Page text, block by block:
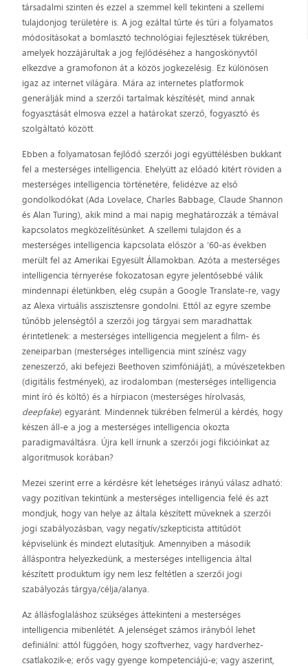
társadalmi szinten és ezzel a szemmel kell tekinteni a szellemi
tulajdonjog területére is. A jog ezáltal tűrte és tűri a folyamatos
módosításokat a bomlasztó technológiai fejlesztések tükrében,
amelyek hozzájárultak a jog fejlődéséhez a hangoskönyvtől
elkezdve a gramofonon át a közös jogkezelésig. Ez különösen
igaz az internet világára. Mára az internetes platformok
generálják mind a szerzői tartalmak készítését, mind annak
fogyasztását elmosva ezzel a határokat szerző, fogyasztó és
szolgáltató között.
Ebben a folyamatosan fejlődő szerzői jogi együttélésben bukkant
fel a mesterséges intelligencia. Ehelyütt az előadó kitért röviden a
mesterséges intelligencia történetére, felidézve az első
gondolkodókat (Ada Lovelace, Charles Babbage, Claude Shannon
és Alan Turing), akik mind a mai napig meghatározzák a témával
kapcsolatos megközelítésünket. A szellemi tulajdon és a
mesterséges intelligencia kapcsolata először a ’60-as években
merült fel az Amerikai Egyesült Államokban. Azóta a mesterséges
intelligencia térnyerése fokozatosan egyre jelentősebbé válik
mindennapi életünkben, elég csupán a Google Translate-re, vagy
az Alexa virtuális asszisztensre gondolni. Ettől az egyre szembe
tűnőbb jelenségtől a szerzői jog tárgyai sem maradhattak
érintetlenek: a mesterséges intelligencia megjelent a film- és
zeneiparban (mesterséges intelligencia mint színész vagy
zeneszerző, aki befejezi Beethoven szimfóniáját), a művészetekben
(digitális festmények), az irodalomban (mesterséges intelligencia
mint író és költő) és a hírpiacon (mesterséges hírolvasás,
deepfake) egyaránt. Mindennek tükrében felmerül a kérdés, hogy
készen áll-e a jog a mesterséges intelligencia okozta
paradigmaváltásra. Újra kell írnunk a szerzői jogi fikcióinkat az
algoritmusok korában?
Mezei szerint erre a kérdésre két lehetséges irányú válasz adható:
vagy pozitívan tekintünk a mesterséges intelligencia felé és azt
mondjuk, hogy van helye az általa készített műveknek a szerzői
jogi szabályozásban, vagy negatív/szkepticista attitűdöt
képviselünk és mindezt elutasítjuk. Amennyiben a második
álláspontra helyezkedünk, a mesterséges intelligencia által
készített produktum így nem lesz feltétlen a szerzői jogi
szabályozás tárgya/célja/alanya.
Az állásfoglaláshoz szükséges áttekinteni a mesterséges
intelligencia mibenlétét. A jelenséget számos irányból lehet
definiálni: attól függően, hogy szoftverhez, vagy hardverhez-
csatlakozik-e; erős vagy gyenge kompetenciájú-e; vagy aszerint,